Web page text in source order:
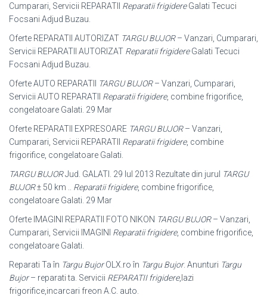
Cumparari, Servicii REPARATII Reparatii frigidereGalati Tecuci
Focsani Adjud Buzau.
Oferte REPARATII AUTORIZAT TARGU BUJOR– Vanzari, Cumparari,
Servicii REPARATII AUTORIZAT Reparatii frigidereGalati Tecuci
Focsani Adjud Buzau
Oferte AUTO REPARATII
TARGU BUJOR– Vanzari, Cumparari,
Servicii AUTO REPARATII Reparatii frigidere, combine frigorifice,
congelatoare Galati. 29 Mar
Oferte REPARATII EXPRESOARE TARGU BUJOR– Vanzari,
Cumparari, Servicii REPARATII Reparatii frigidere, combine
frigorifice, congelatoare Galati.
TARGU BUJORJud. GALATI. 29 Iul 2013 Rezultate din jurul TARGU
BUJOR± 50 km .. Reparatii frigidere, combine frigorifice,
congelatoare Galati. 29 Mar
Oferte IMAGINI REPARATII FOTO NIKON TARGU BUJOR– Vanzari,
Cumparari, Servicii IMAGINI Reparatii frigidere, combine frigorifice,
congelatoare Galati.
Reparati Ta în Targu BujorOLX.ro în Targu Bujor. Anunturi Targu
Bujor– reparati ta. Servicii REPARATII frigidere,lazi
frigorifice,incarcari freon A.C. auto.